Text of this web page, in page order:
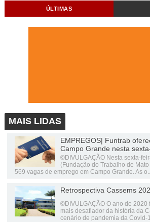
ÚLTIMAS
MAIS LIDAS
EMPREGOS| Funtrab
Campo Grande nesta
©DIVULGAÇÃO Nesta sexta-
(Fundação do Trabalho de
569 vagas de emprego em Campo Grande. As
Retrospectiva Cassems
©DIVULGAÇÃO O ano de 2020
mais desafiador da história da
cenário de pandemia da Covid-